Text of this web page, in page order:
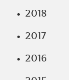
2018
2017
2016